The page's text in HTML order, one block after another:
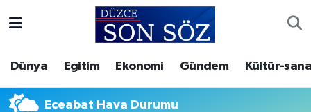
Dünya Eğitim Ekonomi Gündem Kültür-
Eceabat Hava Durumu
Gizlilik Sözleşmesi
Akçakoca Hava Durumu